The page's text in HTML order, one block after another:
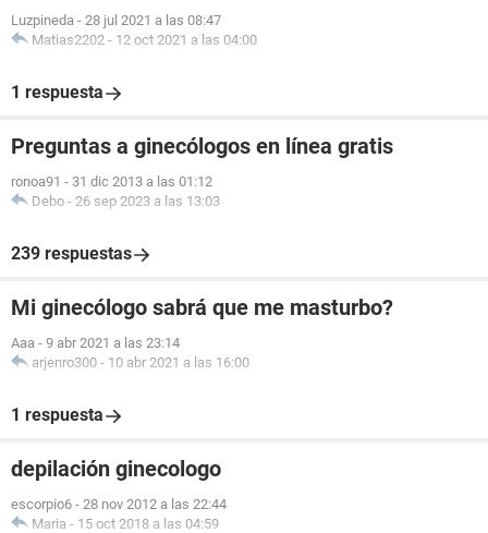
Luzpineda - 28 jul 2021 a las 08:47
Matias2202 - 12 oct 2021 a las 04:00
1 respuesta
Preguntas a ginecólogos en línea gratis
ronoa91 - 31 dic 2013 a las 01:12
Debo - 26 sep 2023 a las 13:03
239 respuestas
Mi ginecólogo sabrá que me masturbo?
Aaa - 9 abr 2021 a las 23:14
arjenro300 - 10 abr 2021 a las 16:00
1 respuesta
depilación ginecologo
escorpio6 - 28 nov 2012 a las 22:44
Maria - 15 oct 2018 a las 04:59